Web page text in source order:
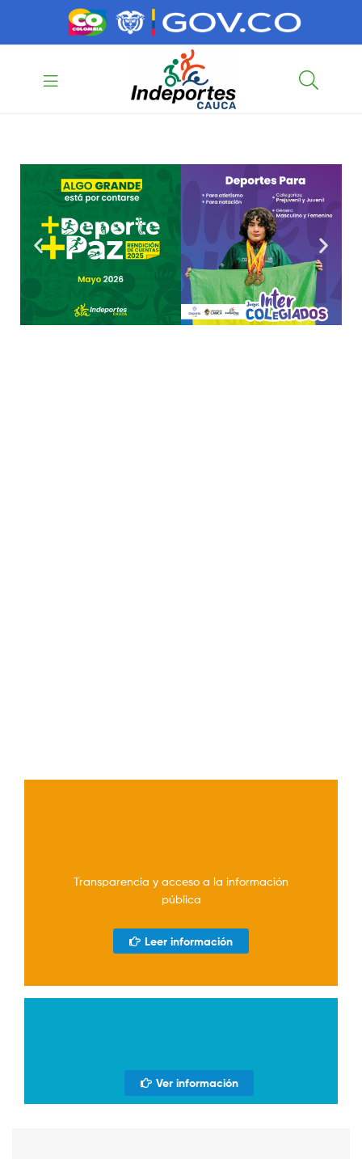
Transparencia y acceso a la información
pública
Leer información
Ver información